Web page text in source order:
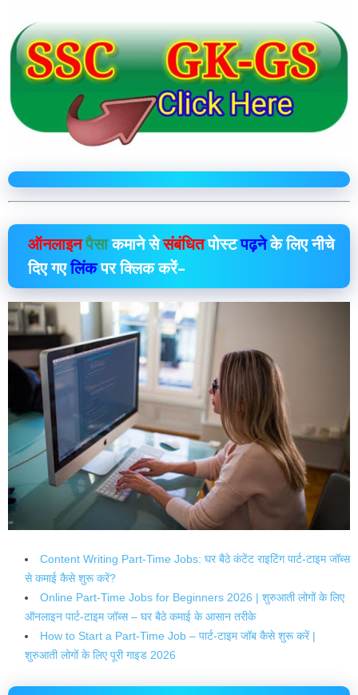
ऑनलाइनपैसाकमाने सेसंबंधितपोस्टपढ़नेके लिए नीचे
दिए गएलिंकपर क्लिक करें–
Content Writing Part-Time Jobs: घर बैठे कंटेंट राइटिंग पार्ट-टाइम जॉब्स
से कमाई कैसे शुरू करें?
Online Part-Time Jobs for Beginners 2026 | शुरुआती लोगों के लिए
ऑनलाइन पार्ट-टाइम जॉब्स – घर बैठे कमाई के आसान तरीके
How to Start a Part-Time Job – पार्ट-टाइम जॉब कैसे शुरू करें |
शुरुआती लोगों के लिए पूरी गाइड 2026